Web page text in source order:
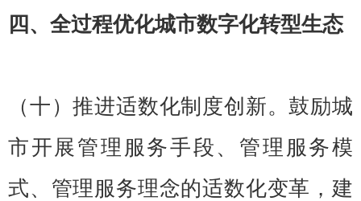
四、全过程优化城市数字化转型生态
（十）推进适数化制度创新。鼓励城
市开展管理服务手段、管理服务模
式、管理服务理念的适数化变革，建